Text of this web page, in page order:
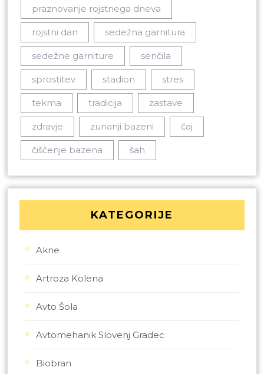
praznovanje rojstnega dneva
rojstni dan sedežna garnitura
sedežne garniture senčila
sprostitev stadion stres
tekma tradicija zastave
zdravje zunanji bazeni čaj
čiščenje bazena šah
KATEGORIJE
Akne
Artroza Kolena
Avto Šola
Avtomehanik Slovenj Gradec
Biobran